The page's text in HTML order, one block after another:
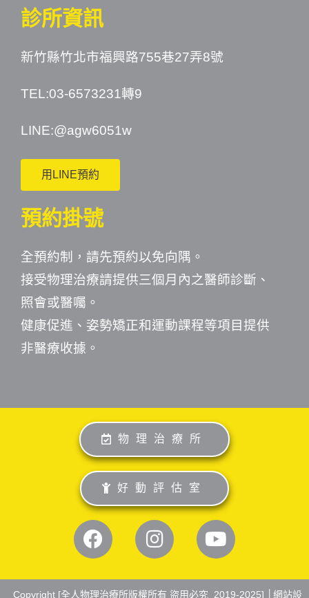
診所資訊
新竹縣竹北市福興路755巷27弄8號
TEL:03-6573231轉9
LINE:@agw6051w
用LINE預約
預約掛號
全預約制，請先預約以免向隅。
接受物理治療請提供三個月內之醫師診斷、
照會或醫囑。
健康促進、姿勢矯正和運動課程等項目提供
非醫療收據。
物理治療所
好動評估室
Copyright [全人物理治療所版權所有 盜用必究_2019-2025] │ 網站設